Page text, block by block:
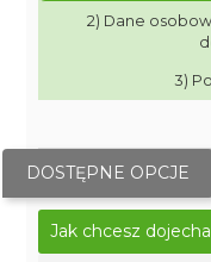
2) Dane
3)
DOSTĘPNE OPCJE
Jak chcesz